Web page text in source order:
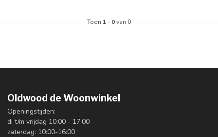
Toon 1 - 0van 0
Oldwood de Woonwinkel
Openingstijden:
di t/m vrijdag 10:00 - 17:00
zaterdag: 10:00-16:00